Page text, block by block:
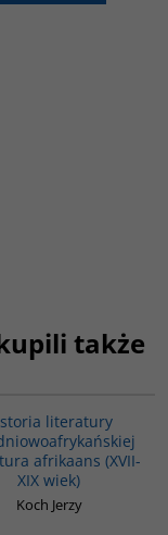
także
literatury
afrikaans (XVII-
XIX wiek)
Koch Jerzy